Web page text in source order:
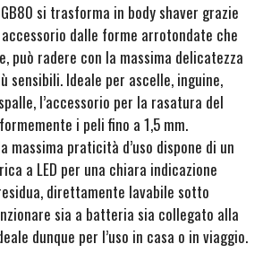
si trasforma in body shaver grazie
dalle forme arrotondate che
può radere con la massima delicatezza
sensibili. Ideale per ascelle, inguine,
l’accessorio per la rasatura del
i peli fino a 1,5 mm.
massima praticità d’uso dispone di un
a LED per una chiara indicazione
direttamente lavabile sotto
sia a batteria sia collegato alla
dunque per l’uso in casa o in viaggio.